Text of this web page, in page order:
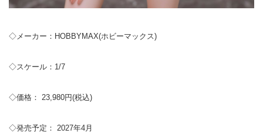
◇メーカー：HOBBYMAX(ホビーマックス)
◇スケール：1/7
◇価格： 23,980円(税込)
◇発売予定： 2027年4月